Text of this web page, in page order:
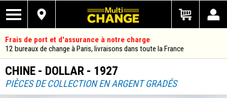
Frais de port et d'assurance à notre charge
12 bureaux de change à Paris, livraisons dans toute la France
CHINE - DOLLAR - 1927
PIÈCES DE COLLECTION EN ARGENT GRADÉS